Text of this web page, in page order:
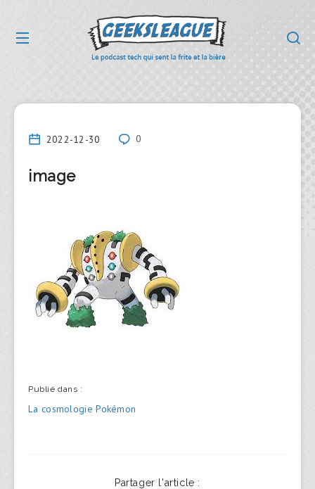
2022-12-30 0
image
Publié dans :
Navigation
La cosmologie Pokémon
Partager l'article :